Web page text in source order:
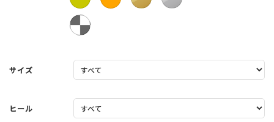
サイズ
ヒール